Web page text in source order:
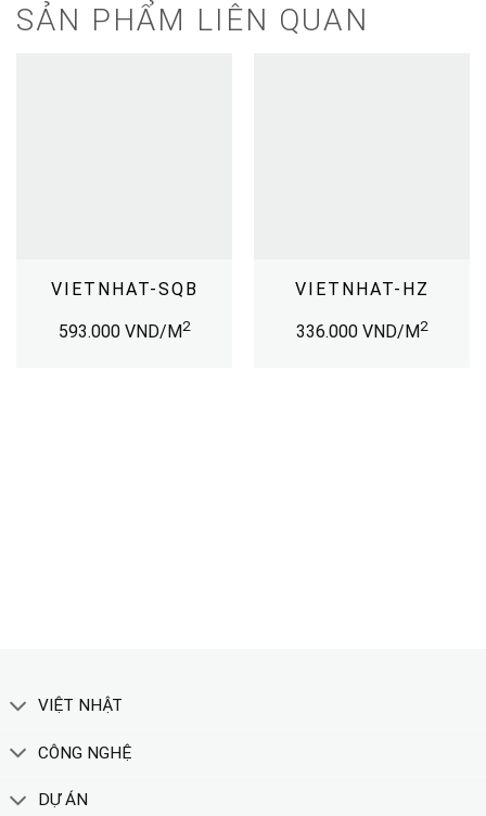
SẢN PHẨM LIÊN QUAN
VIETNHAT-SQB
593.000 VND/M2
VIETNHAT-HZ
336.000 VND/M2
VIỆT NHẬT
CÔNG NGHỆ
DỰ ÁN